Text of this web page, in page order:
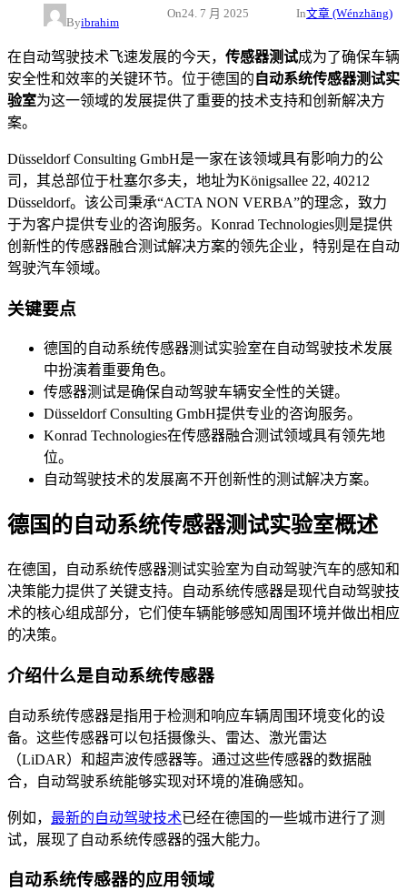
Byibrahim
On24. 7 月 2025 In文章 (Wénzhāng)
在自动驾驶技术飞速发展的今天， 传感器测试成为了确保车辆
安全性和效率的关键环节。位于德国的 自动系统传感器测试实
验室为这一领域的发展提供了重要的技术支持和创新解决方
案。
Düsseldorf Consulting GmbH是一家在该领域具有影响力的公
司，其总部位于杜塞尔多夫，地址为Königsallee 22, 40212
Düsseldorf。该公司秉承“ACTA NON VERBA”的理念，致力
于为客户提供专业的咨询服务。Konrad Technologies则是提供
创新性的传感器融合测试解决方案的领先企业，特别是在自动
驾驶汽车领域。
关键要点
德国的自动系统传感器测试实验室在自动驾驶技术发展
中扮演着重要角色。
传感器测试是确保自动驾驶车辆安全性的关键。
Düsseldorf Consulting GmbH提供专业的咨询服务。
Konrad Technologies在传感器融合测试领域具有领先地
位。
自动驾驶技术的发展离不开创新性的测试解决方案。
德国的自动系统传感器测试实验室概述
在德国，自动系统传感器测试实验室为自动驾驶汽车的感知和
决策能力提供了关键支持。自动系统传感器是现代自动驾驶技
术的核心组成部分，它们使车辆能够感知周围环境并做出相应
的决策。
介绍什么是自动系统传感器
自动系统传感器是指用于检测和响应车辆周围环境变化的设
备。这些传感器可以包括摄像头、雷达、激光雷达
（LiDAR）和超声波传感器等。通过这些传感器的数据融
合，自动驾驶系统能够实现对环境的准确感知。
例如， 最新的自动驾驶技术已经在德国的一些城市进行了测
试，展现了自动系统传感器的强大能力。
自动系统传感器的应用领域